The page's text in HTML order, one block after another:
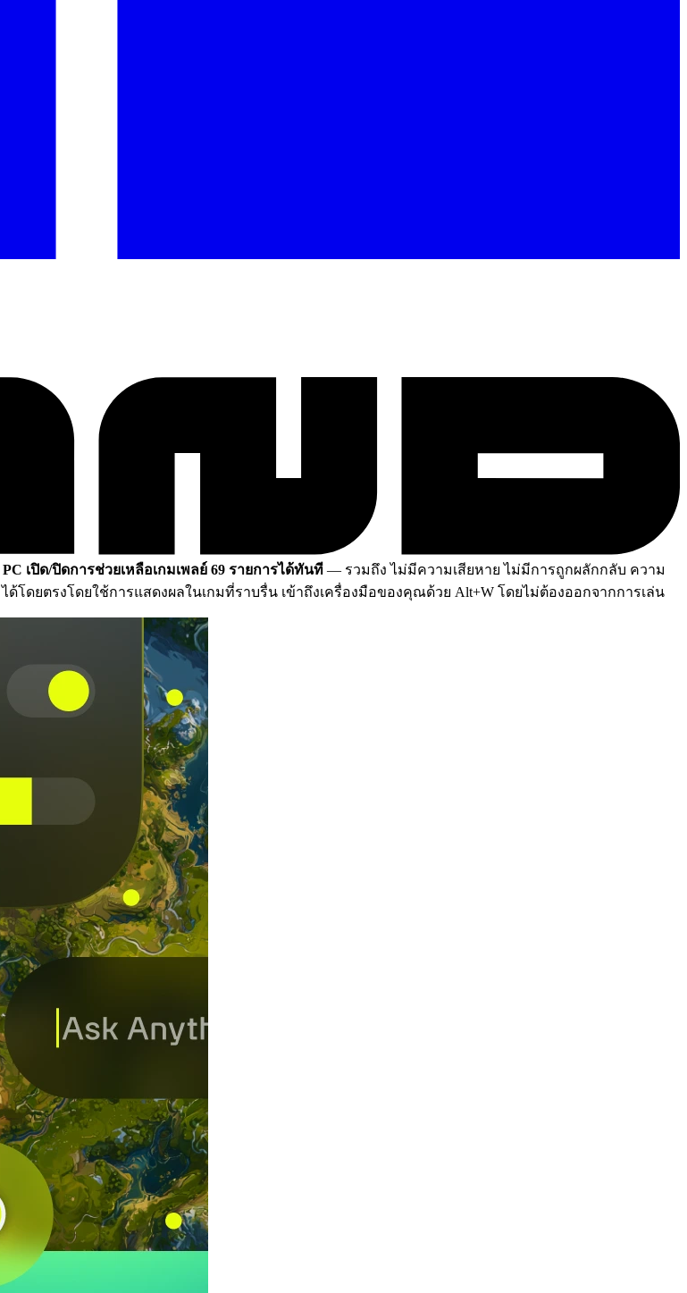
PC เปิด/ปิดการช่วยเหลือเกมเพลย์ 69 รายการได้ทันที — รวมถึง ไม่มีความเสียหาย ไม่มีการถูกผลักกลับ ความ
ได้โดยตรงโดยใช้การแสดงผลในเกมที่ราบรื่น เข้าถึงเครื่องมือของคุณด้วย Alt+W โดยไม่ต้องออกจากการเล่น